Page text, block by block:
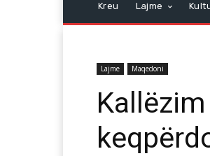
Kreu Lajme
Lajme Maqedoni